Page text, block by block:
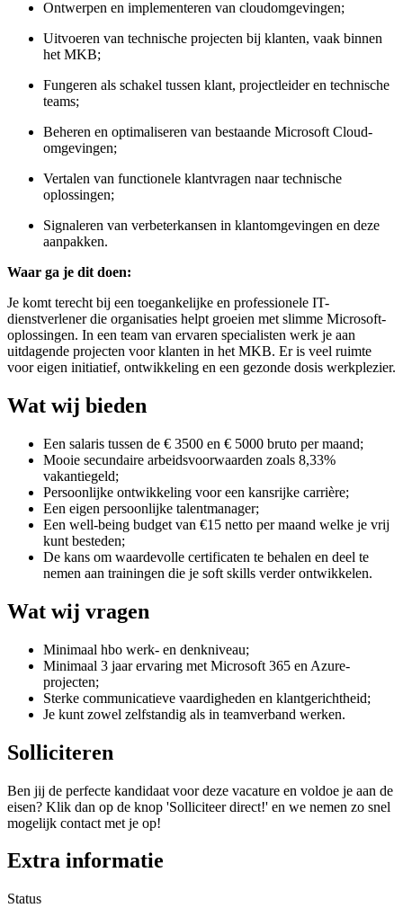
Ontwerpen en implementeren van cloudomgevingen;
Uitvoeren van technische projecten bij klanten, vaak binnen
het MKB;
Fungeren als schakel tussen klant, projectleider en technische
teams;
Beheren en optimaliseren van bestaande Microsoft Cloud-
omgevingen;
Vertalen van functionele klantvragen naar technische
oplossingen;
Signaleren van verbeterkansen in klantomgevingen en deze
aanpakken.
Waar ga je dit doen:
Je komt terecht bij een toegankelijke en professionele IT-
dienstverlener die organisaties helpt groeien met slimme Microsoft-
oplossingen. In een team van ervaren specialisten werk je aan
uitdagende projecten voor klanten in het MKB. Er is veel ruimte
voor eigen initiatief, ontwikkeling en een gezonde dosis werkplezier.
Wat wij bieden
Een salaris tussen de € 3500 en € 5000 bruto per maand;
Mooie secundaire arbeidsvoorwaarden zoals 8,33%
vakantiegeld;
Persoonlijke ontwikkeling voor een kansrijke carrière;
Een eigen persoonlijke talentmanager;
Een well-being budget van €15 netto per maand welke je vrij
kunt besteden;
De kans om waardevolle certificaten te behalen en deel te
nemen aan trainingen die je soft skills verder ontwikkelen.
Wat wij vragen
Minimaal hbo werk- en denkniveau;
Minimaal 3 jaar ervaring met Microsoft 365 en Azure-
projecten;
Sterke communicatieve vaardigheden en klantgerichtheid;
Je kunt zowel zelfstandig als in teamverband werken.
Solliciteren
Ben jij de perfecte kandidaat voor deze vacature en voldoe je aan de
eisen? Klik dan op de knop 'Solliciteer direct!' en we nemen zo snel
mogelijk contact met je op!
Extra informatie
Status